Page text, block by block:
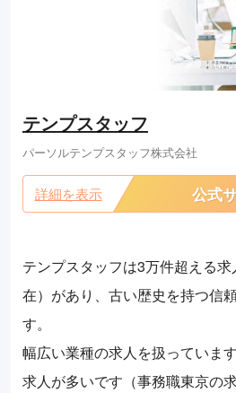
テンプスタッフ
パーソルテンプスタッフ株式会社
詳細を表示 公式
テンプスタッフは3万件超える
在）があり、古い歴史を持つ信
す。
幅広い業種の求人を扱っていま
求人が多いです（事務職東京の